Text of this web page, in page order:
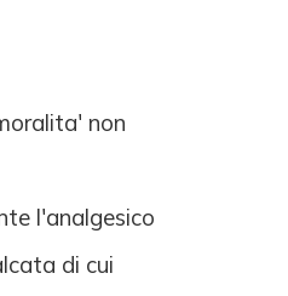
non
l'analgesico
di cui